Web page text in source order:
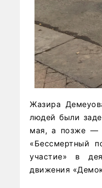
Жазира
людей были
мая, а позже —
«Бессмертный
участие» в
движения